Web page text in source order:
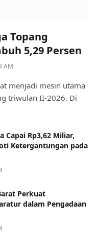
Topang
5,29 Persen
AM
menjadi mesin utama
triwulan II-2026. Di
Capai Rp3,62 Miliar,
Ketergantungan pada
Perkuat
dalam Pengadaan